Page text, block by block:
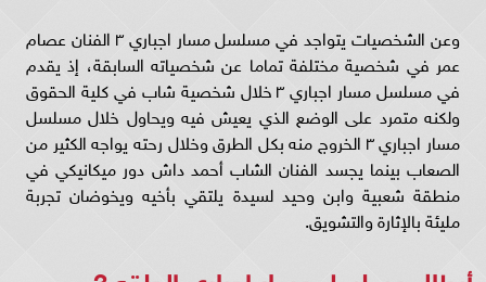
وعن الشخصيات يتواجد في مسلسل مسار اجباري ٣ الفنان عصام
عمر في شخصية مختلفة تماما عن شخصياته السابقة، إذ يقدم
في مسلسل مسار اجباري ٣ خلال شخصية شاب في كلية الحقوق
ولكنه متمرد على الوضع الذي يعيش فيه ويحاول خلال مسلسل
مسار اجباري ٣ الخروج منه بكل الطرق وخلال رحته يواجه الكثير من
الصعاب بينما يجسد الفنان الشاب أحمد داش دور ميكانيكي في
منطقة شعبية وابن وحيد لسيدة يلتقي بأخيه ويخوضان تجربة
مليئة بالإثارة والتشويق.